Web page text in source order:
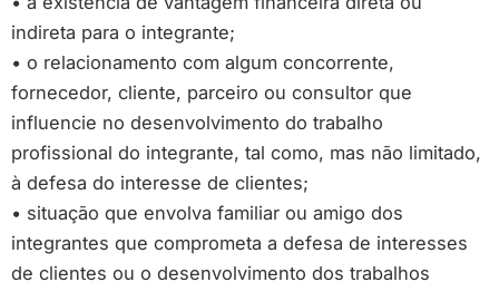
indireta para o integrante;
• o relacionamento com algum concorrente,
fornecedor, cliente, parceiro ou consultor que
influencie no desenvolvimento do trabalho
profissional do integrante, tal como, mas não limitado,
à defesa do interesse de clientes;
• situação que envolva familiar ou amigo dos
integrantes que comprometa a defesa de interesses
de clientes ou o desenvolvimento dos trabalhos